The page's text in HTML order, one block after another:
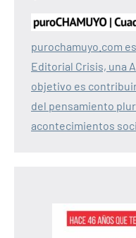
purochamuyo.com
Editorial Crisis, una
objetivo es
del pensamiento
acontecimientos